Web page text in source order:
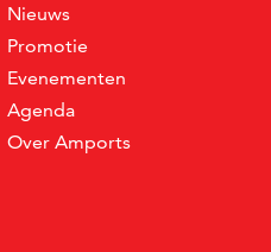
Nieuws
Promotie
Evenementen
Agenda
Over Amports